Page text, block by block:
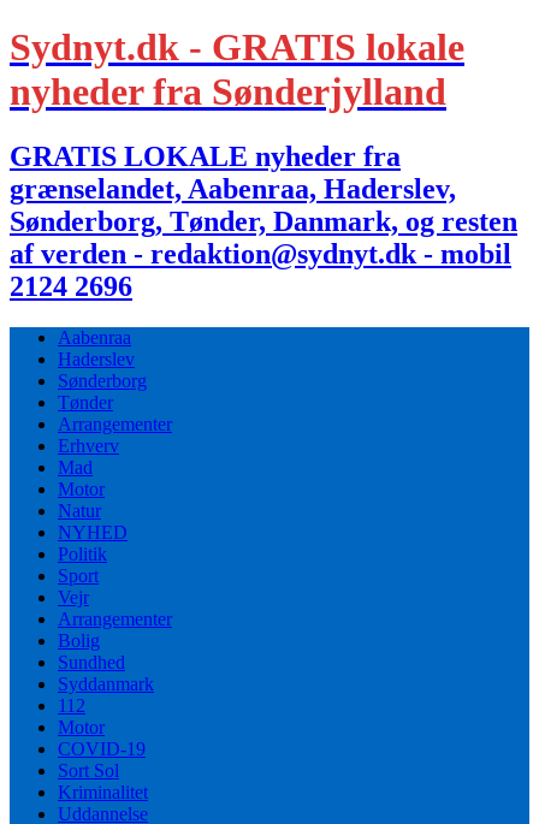
Sydnyt.dk - GRATIS lokale
nyheder fra Sønderjylland
GRATIS LOKALE nyheder fra
grænselandet, Aabenraa, Haderslev,
Sønderborg, Tønder, Danmark, og resten
af verden - redaktion@sydnyt.dk - mobil
2124 2696
Aabenraa
Haderslev
Sønderborg
Tønder
Arrangementer
Erhverv
Mad
Motor
Natur
NYHED
Politik
Sport
Vejr
Arrangementer
Bolig
Sundhed
Syddanmark
112
Motor
COVID-19
Sort Sol
Kriminalitet
Uddannelse